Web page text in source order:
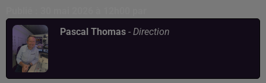
Pascal Thomas - Direction